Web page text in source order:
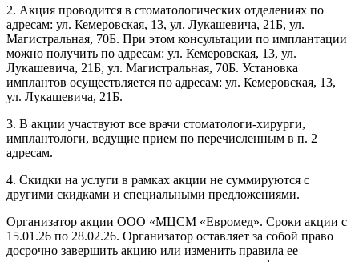
2. Акция проводится в стоматологических отделениях по
адресам: ул. Кемеровская, 13, ул. Лукашевича, 21Б, ул.
Магистральная, 70Б. При этом консультации по имплантации
можно получить по адресам: ул. Кемеровская, 13, ул.
Лукашевича, 21Б, ул. Магистральная, 70Б. Установка
имплантов осуществляется по адресам: ул. Кемеровская, 13,
ул. Лукашевича, 21Б.
3. В акции участвуют все врачи стоматологи-хирурги,
имплантологи, ведущие прием по перечисленным в п. 2
адресам.
4. Скидки на услуги в рамках акции не суммируются с
другими скидками и специальными предложениями.
Организатор акции ООО «МЦСМ «Евромед». Сроки акции с
15.01.26 по 28.02.26. Организатор оставляет за собой право
досрочно завершить акцию или изменить правила ее